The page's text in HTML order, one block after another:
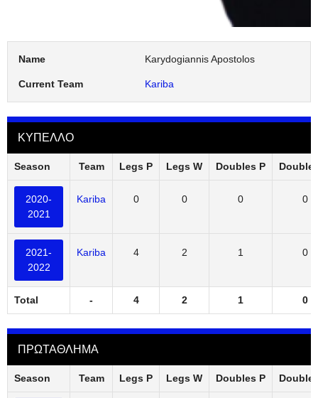
Name Karydogiannis Apostolos
Current Team Kariba
ΚΥΠΕΛΛΟ
Season Team Legs P Legs W Doubles P
2020-
2021
Kariba 0 0 0 0
2021-
2022
Kariba 4 2 1 0
Total - 4 2 1 0
ΠΡΩΤΑΘΛΗΜΑ
Season Team Legs P Legs W Doubles P